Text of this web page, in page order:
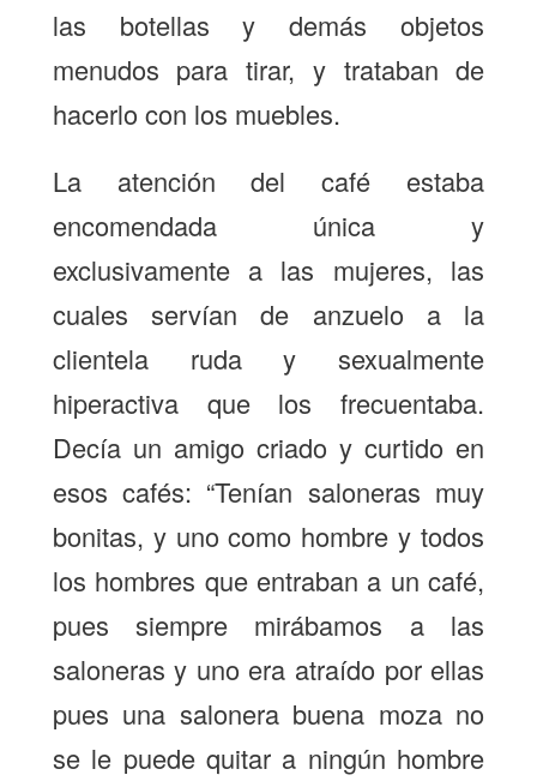
las botellas y demás objetos
menudos para tirar, y trataban de
hacerlo con los muebles.
La atención del café estaba
encomendada única y
exclusivamente a las mujeres, las
cuales servían de anzuelo a la
clientela ruda y sexualmente
hiperactiva que los frecuentaba.
Decía un amigo criado y curtido en
esos cafés: “Tenían saloneras muy
bonitas, y uno como hombre y todos
los hombres que entraban a un café,
pues siempre mirábamos a las
saloneras y uno era atraído por ellas
pues una salonera buena moza no
se le puede quitar a ningún hombre